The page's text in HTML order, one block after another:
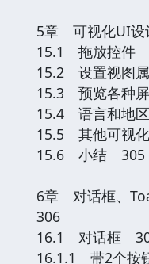
5章 可视化UI
15.1 拖放控件
15.2 设置视图
15.3 预览各种
15.4 语言和地
15.5 其他可视
15.6 小结 305
6章 对话框、
306
16.1 对话框
16.1.1 带2个按